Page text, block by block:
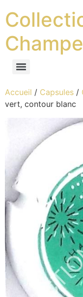
Accueil / Capsules /
vert, contour blanc